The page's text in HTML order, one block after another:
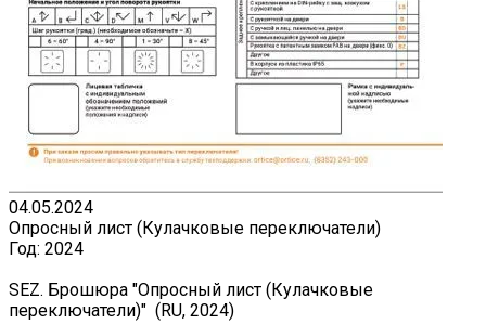
04.05.2024
Опросный лист (Кулачковые переключатели)
Год: 2024
SEZ. Брошюра "Опросный лист (Кулачковые
переключатели)" (RU, 2024)